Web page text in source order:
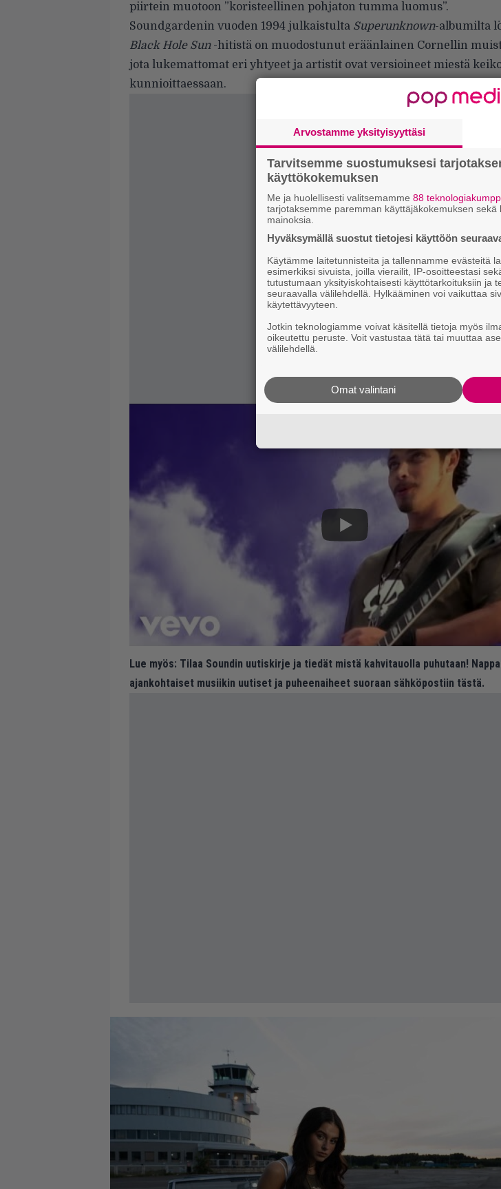
piirtein muotoon ”koristeellinen pohjaton tumma luomus”.
Soundgardenin vuoden 1994 julkaistulta Superunknown-albumilta
Black Hole Sun -hitistä on muodostunut eräänlainen Cornellin
jota lukemattomat eri yhtyeet ja artistit ovat versioineet miestä
kunnioittaessaan.
Lue myös: Tilaa Soundin uutiskirje ja tiedät mistä kahvitauolla puhutaan!
ajankohtaiset musiikin uutiset ja puheenaiheet suoraan sähköpostiin tästä.
Arvostamme yksityisyyttäsi
Tarvitsemme suostumuksesi
käyttökokemuksen
Me ja huolellisesti valitsemamme 88
tarjotaksemme paremman käyttäjäkokemuksen
mainoksia.
Hyväksymällä suostut tietojesi käyttöön
Käytämme laitetunnisteita ja tallennamme evästeitä
esimerkiksi sivuista, joilla vierailit, IP-osoitteestasi
tutustumaan yksityiskohtaisesti käyttötarkoituksiin ja
seuraavalla välilehdellä. Hylkääminen voi vaikuttaa
käytettävyyteen.
Jotkin teknologiamme voivat käsitellä tietoja myös
oikeutettu peruste. Voit vastustaa tätä tai muuttaa
välilehdellä.
Omat valintani